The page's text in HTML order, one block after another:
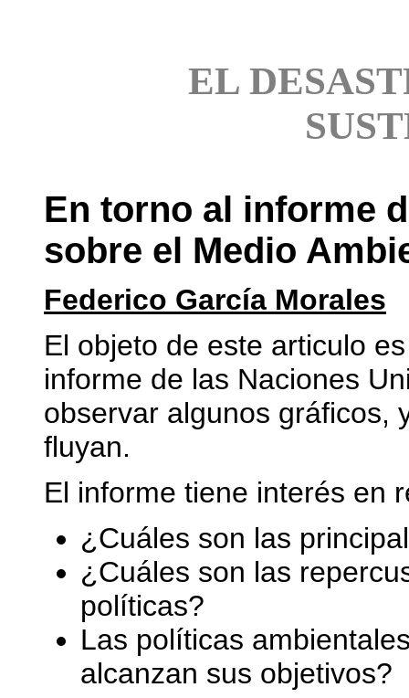
EL
En torno al informe
sobre el Medio
Federico García Morales
El objeto de este articulo
informe de las Naciones
observar algunos gráficos,
fluyan.
El informe tiene interés en
¿Cuáles son las
¿Cuáles son las
políticas?
Las políticas
alcanzan sus objetivos?